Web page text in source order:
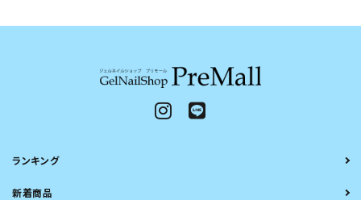
ランキング
新着商品